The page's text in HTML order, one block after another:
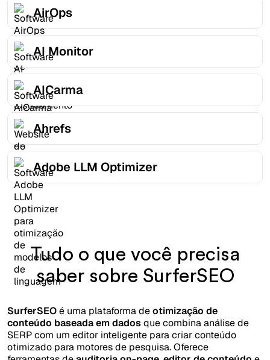
AirOps
AI Monitor
AICarma
Ahrefs
Adobe LLM Optimizer
Tudo o que você precisa
saber sobre SurferSEO
SurferSEOé uma plataforma deotimização de
conteúdo baseada em dadosque combina análise de
SERP com um editor inteligente para criar conteúdo
otimizado para motores de pesquisa. Oferece